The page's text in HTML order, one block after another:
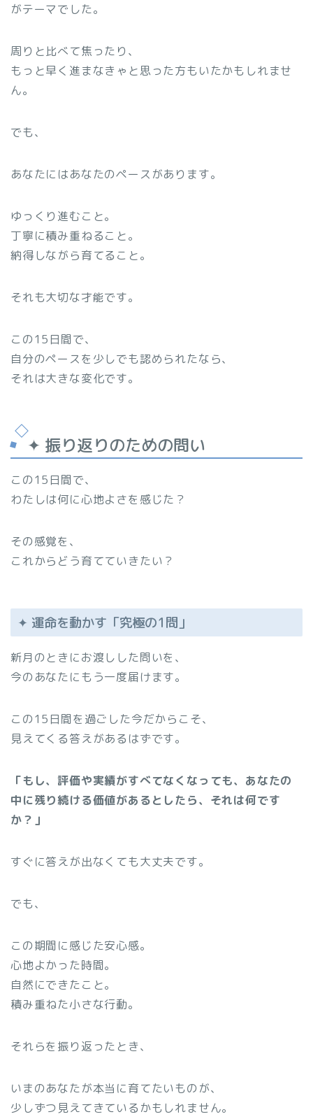
がテーマでした。
周りと比べて焦ったり、
もっと早く進まなきゃと思った方もいたかもしれませ
ん。
でも、
あなたにはあなたのペースがあります。
ゆっくり進むこと。
丁寧に積み重ねること。
納得しながら育てること。
それも大切な才能です。
この15日間で、
自分のペースを少しでも認められたなら、
それは大きな変化です。
✦ 振り返りのための問い
この15日間で、
わたしは何に心地よさを感じた？
その感覚を、
これからどう育てていきたい？
✦ 運命を動かす「究極の1問」
新月のときにお渡しした問いを、
今のあなたにもう一度届けます。
この15日間を過ごした今だからこそ、
見えてくる答えがあるはずです。
「もし、評価や実績がすべてなくなっても、あなたの
中に残り続ける価値があるとしたら、それは何です
か？」
すぐに答えが出なくても大丈夫です。
でも、
この期間に感じた安心感。
心地よかった時間。
自然にできたこと。
積み重ねた小さな行動。
それらを振り返ったとき、
いまのあなたが本当に育てたいものが、
少しずつ見えてきているかもしれません。